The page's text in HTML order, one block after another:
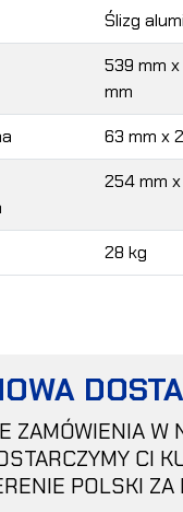
Ślizg
539 mm x
mm
63 mm x
254 mm x
28 kg
ZAMÓWIENIA W
CI
POLSKI ZA